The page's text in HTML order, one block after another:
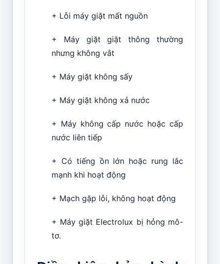
+ Lỗi máy giặt mất nguồn
+ Máy giặt giặt thông thường
nhưng không vắt
+ Máy giặt không sấy
+ Máy giặt không xả nước
+ Máy không cấp nước hoặc cấp
nước liên tiếp
+ Có tiếng ồn lớn hoặc rung lắc
mạnh khi hoạt động
+ Mạch gặp lỗi, không hoạt động
+ Máy giặt Electrolux bị hỏng mô-
tơ.